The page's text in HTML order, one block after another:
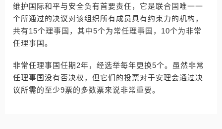
维护国际和平与安全负有首要责任，它是联合国唯一一
个所通过的决议对该组织所有成员具有约束力的机构，
共有15个理事国，其中5个为常任理事国，10个为非常
任理事国。
非常任理事国任期2年，经选举每年更换5个。虽然非常
任理事国没有否决权，但它们的投票对于安理会通过决
议所需的至少9票的多数票来说非常重要。